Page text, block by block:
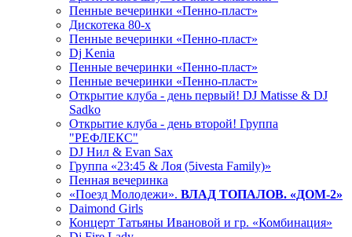
Пенные вечеринки «Пенно-пласт»
Дискотека 80-х
Пенные вечеринки «Пенно-пласт»
Dj Kenia
Пенные вечеринки «Пенно-пласт»
Пенные вечеринки «Пенно-пласт»
Открытие клуба - день первый! DJ Matisse & DJ
Sadko
Открытие клуба - день второй! Группа
"РЕФЛЕКС"
DJ Нил & Evan Sax
Группа «23:45 & Лоя (5ivesta Family)»
Пенная вечеринка
«Поезд Молодежи». ВЛАД ТОПАЛОВ. «ДОМ-2»
Daimond Girls
Концерт Татьяны Ивановой и гр. «Комбинация»